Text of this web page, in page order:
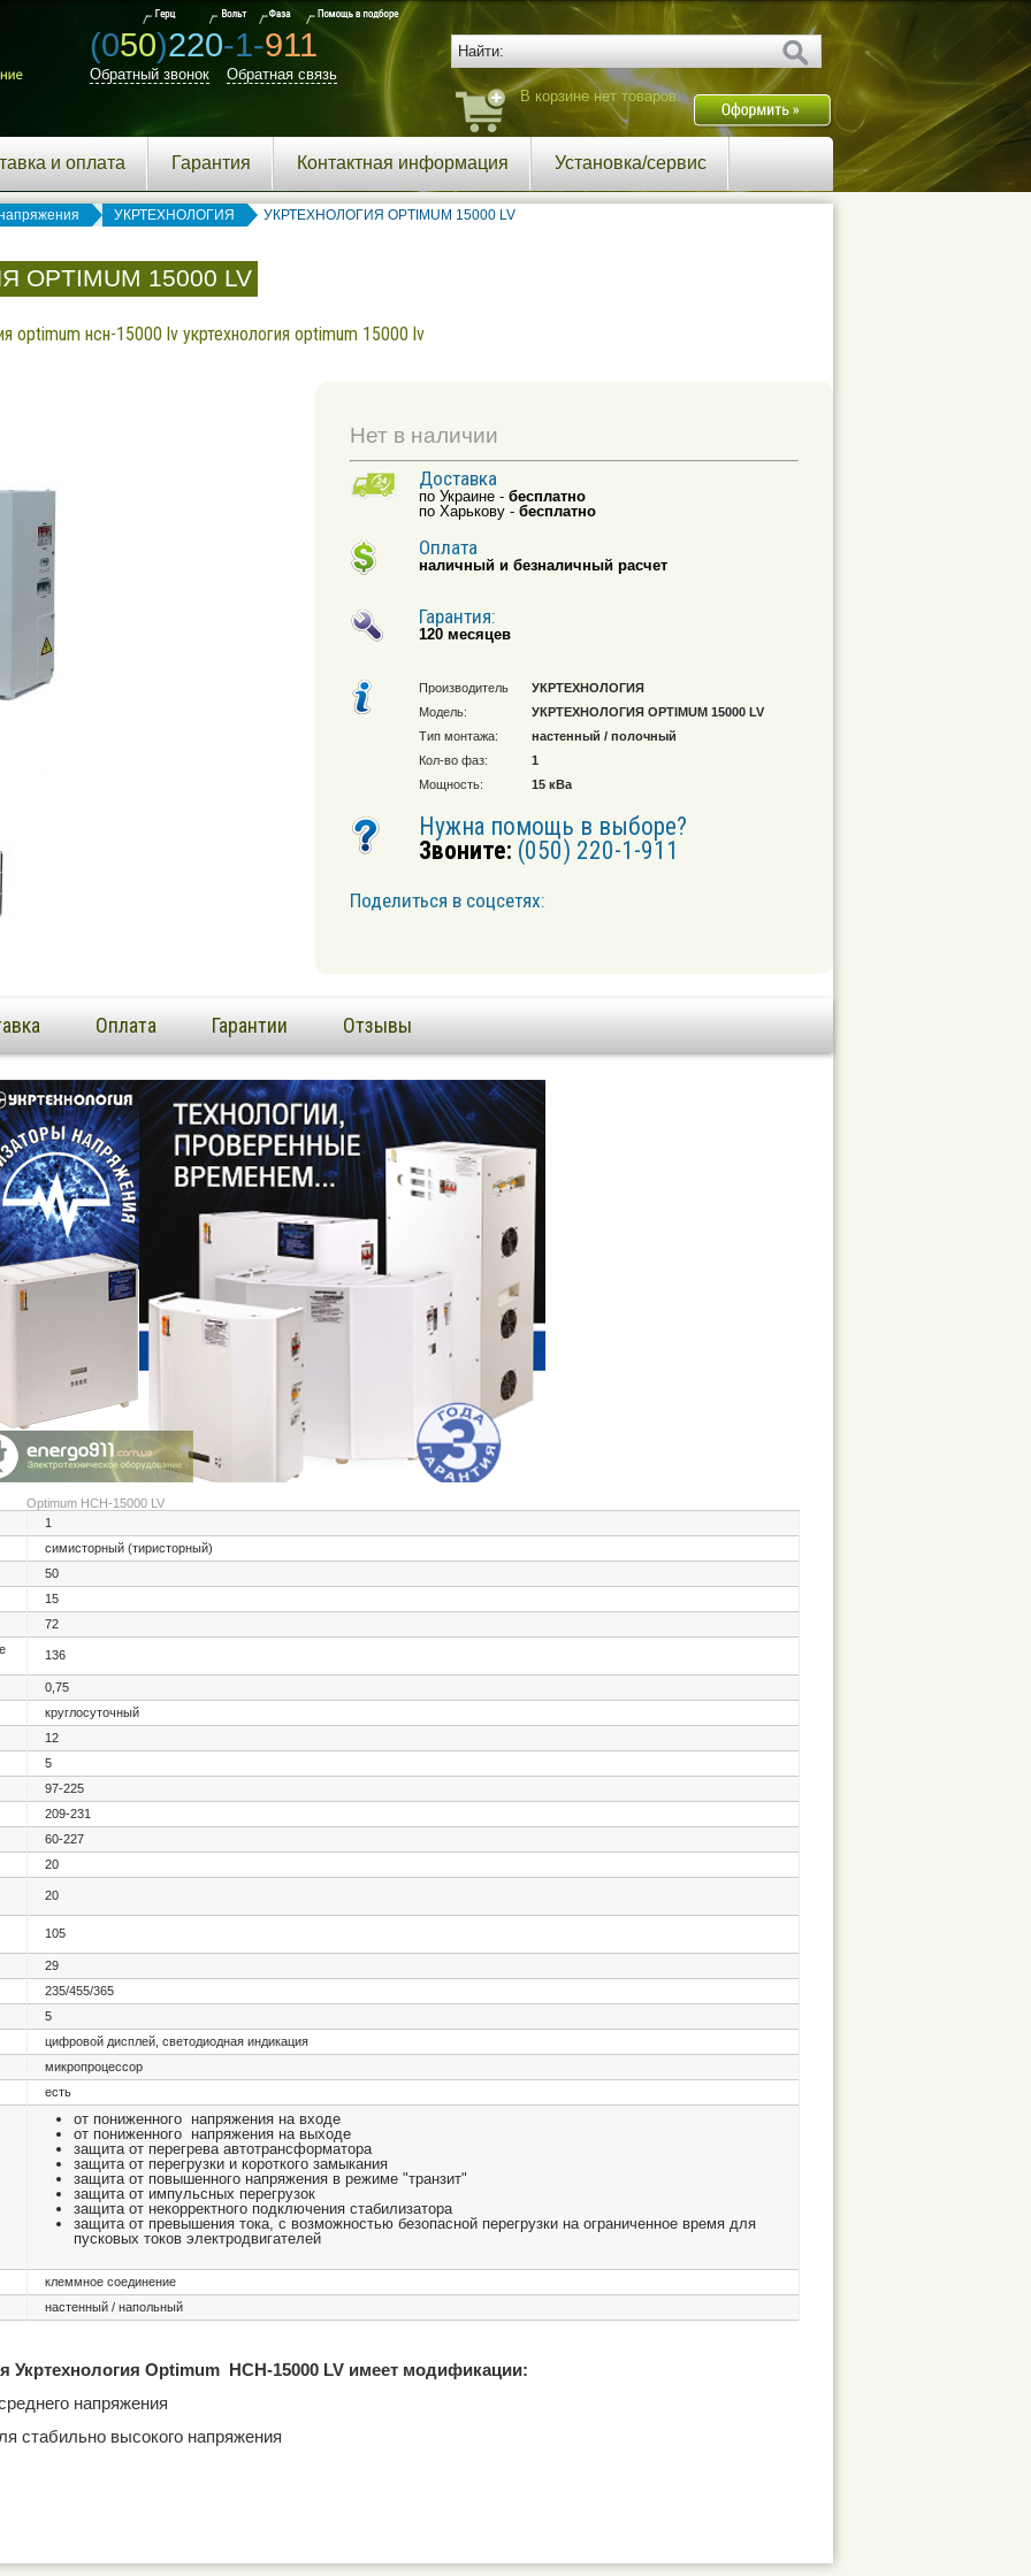
(050)220-1-911
Обратный звонок
Обратная связь
В корзине нет товаров.
и оплата Гарантия Контактная информация Установка/сервис
УКРТЕХНОЛОГИЯ УКРТЕХНОЛОГИЯ OPTIMUM 15000 LV
15000 LV
optimum нсн-15000 lv укртехнология optimum 15000 lv
Нет в наличии
Доставка
по Украине - бесплатно
по Харькову - бесплатно
Оплата
наличный и безналичный расчет
Гарантия:
120 месяцев
Производитель
УКРТЕХНОЛОГИЯ
Модель:
УКРТЕХНОЛОГИЯ OPTIMUM 15000 LV
Тип монтажа:
настенный / полочный
Кол-во фаз:
1
Мощность:
15 кВа
Нужна помощь в выборе?
Звоните: (050) 220-1-911
Поделиться в соцсетях:
Оплата Гарантии Отзывы
Optimum НСН-15000 LV
1
симисторный (тиристорный)
50
15
72
136
0,75
круглосуточный
12
5
97-225
209-231
60-227
20
20
105
29
235/455/365
5
цифровой дисплей, светодиодная индикация
микропроцессор
есть
от пониженного напряжения на входе
от пониженного напряжения на выходе
защита от перегрева автотрансформатора
защита от перегрузки и короткого замыкания
защита от повышенного напряжения в режиме "транзит"
защита от импульсных перегрузок
защита от некорректного подключения стабилизатора
защита от превышения тока, с возможностью безопасной перегрузки на ограниченное время для
пусковых токов электродвигателей
клеммное соединение
настенный / напольный
Укртехнология Optimum НСН-15000 LV имеет модификации:
напряжения
стабильно высокого напряжения